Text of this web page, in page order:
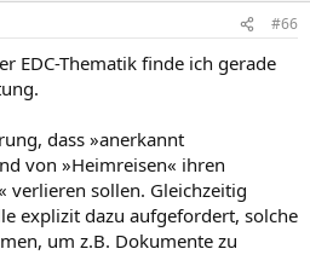
#66
EDC-Thematik finde ich gerade
dass »anerkannt
von »Heimreisen« ihren
verlieren sollen. Gleichzeitig
explizit dazu aufgefordert, solche
um z.B. Dokumente zu